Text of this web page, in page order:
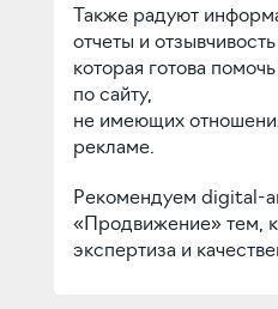
Также радуют
отчеты и
которая готова
по сайту,
не имеющих
рекламе.
Рекомендуем digital-
«Продвижение» тем,
экспертиза и